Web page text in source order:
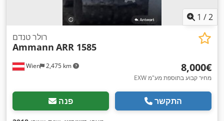
1 /2
Wien 2,475 km
רולר טנדם
Ammann ARR 1585
‏8,000 ‏€
EXW מחיר קבוע בתוספת מע"מ
פנה התקשר